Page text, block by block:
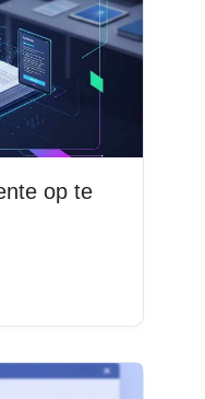
op te